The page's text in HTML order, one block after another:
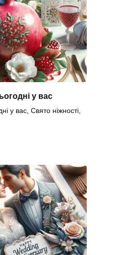
у вас
у вас, Свято ніжності,